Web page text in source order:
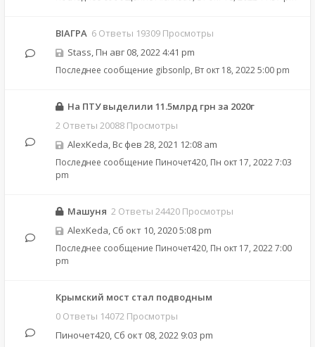
ВІАГРА 6 Ответы 19309 Просмотры
Stass, Пн авг 08, 2022 4:41 pm
Последнее сообщение gibsonlp, Вт окт 18, 2022 5:00 pm
На ПТУ выделили 11.5млрд грн за 2020г
2 Ответы 20088 Просмотры
AlexKeda, Вс фев 28, 2021 12:08 am
Последнее сообщение Пиночет420, Пн окт 17, 2022 7:03
pm
Машуня 2 Ответы 24420 Просмотры
AlexKeda, Сб окт 10, 2020 5:08 pm
Последнее сообщение Пиночет420, Пн окт 17, 2022 7:00
pm
Крымский мост стал подводным
0 Ответы 14072 Просмотры
Пиночет420, Сб окт 08, 2022 9:03 pm